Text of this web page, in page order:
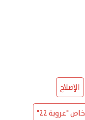
الإصلاح
خاص "عروبة 22"